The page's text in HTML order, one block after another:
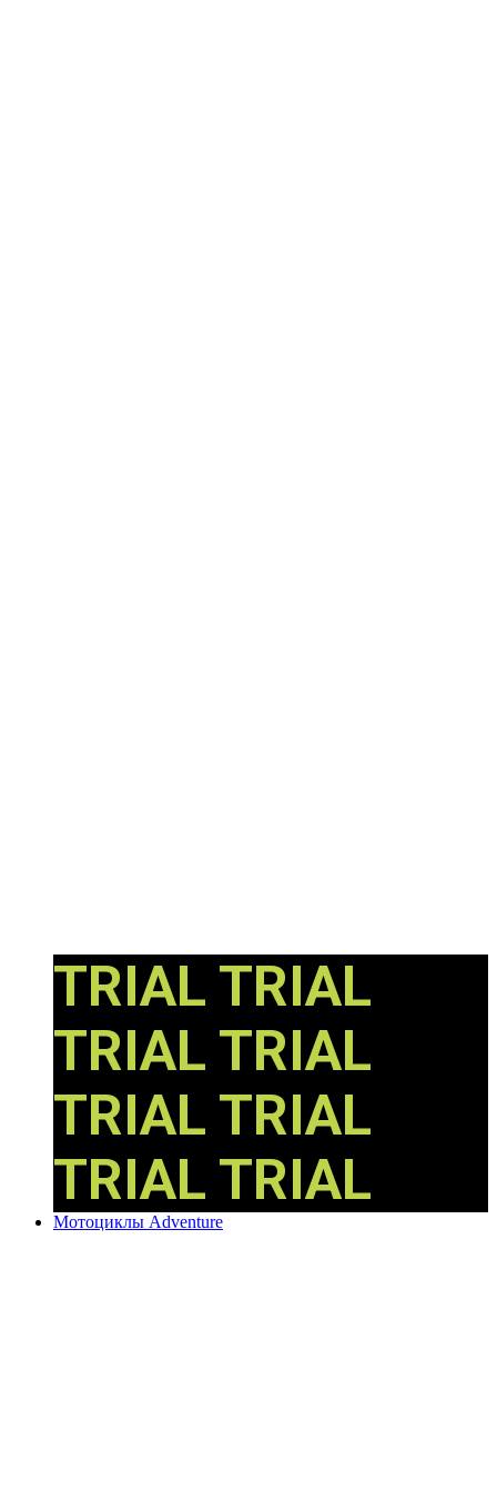
TRIAL TRIAL
TRIAL TRIAL
TRIAL TRIAL
TRIAL TRIAL
Мотоциклы Adventure